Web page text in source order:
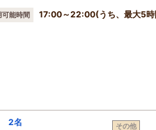
可能時間
17:00～22:00(うち、最大5時
2名 その他